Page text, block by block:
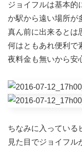
ジョイフルは基本的
か駅から遠い場所が
真ん前に出来るとは
何はともあれ便利で
夜料金も無いから安
ちなみに入っている
見た目でジョイフル